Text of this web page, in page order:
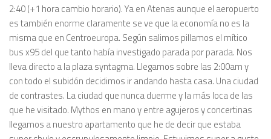
2:40 (+1 hora cambio horario). Ya en Atenas aunque el aeropuerto
es también enorme claramente se ve que la economía no es la
misma que en Centroeuropa. Según salimos pillamos el mítico
bus x95 del que tanto había investigado parada por parada. Nos
lleva directo a la plaza syntagma. Llegamos sobre las 2:00am y
con todo el subidón decidimos ir andando hasta casa. Una ciudad
de contrastes. La ciudad que nunca duerme y la más loca de las
que he visitado. Mythos en mano y entre agujeros y concertinas
llegamos a nuestro apartamento que he de decir que estaba